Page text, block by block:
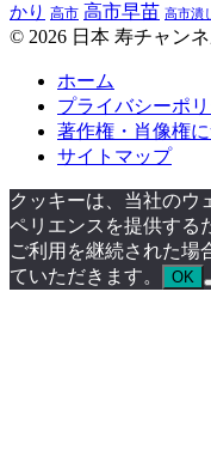
かり 高市 高市早苗 高市潰
© 2026 日本 寿チャン
ホーム
プライバシーポ
著作権・肖像権
サイトマップ
クッキーは、当社のウ
ペリエンスを提供する
ご利用を継続された場
ていただきます。
OK